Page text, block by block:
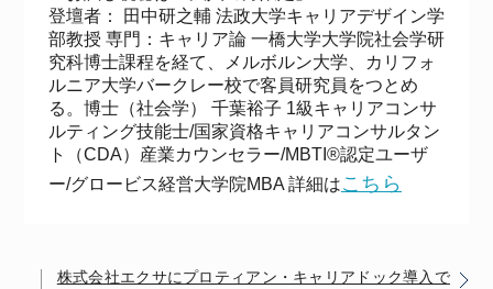
登壇者： 田中研之輔 法政大学キャリアデザイン学
部教授 専門：キャリア論 一橋大学大学院社会学研
究科博士課程を経て、メルボルン大学、カリフォ
ルニア大学バークレー校で客員研究員をつとめ
る。博士（社会学） 千葉裕子 1級キャリアコンサ
ルティング技能士/国家資格キャリアコンサルタン
ト（CDA）産業カウンセラー/MBTI®認定ユーザ
ー/グロービス経営大学院MBA 詳細はこちら
株式会社エクサにプロティアン・キャリアドック導入で